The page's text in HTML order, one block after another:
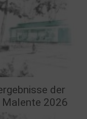
der
2026